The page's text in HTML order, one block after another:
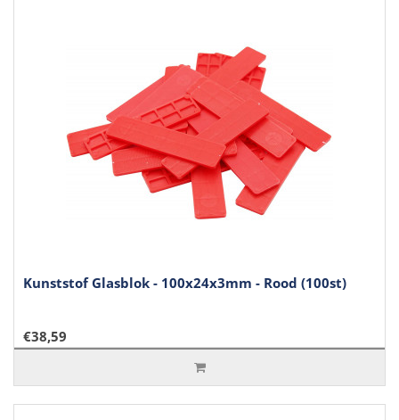
Kunststof Glasblok - 100x24x3mm - Rood (100st)
€38,59